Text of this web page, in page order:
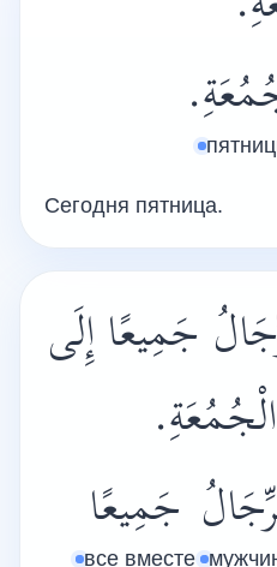
Сегодня пятница.
جَمِيعًا إِلَى
جَمِيعًا
все вместе